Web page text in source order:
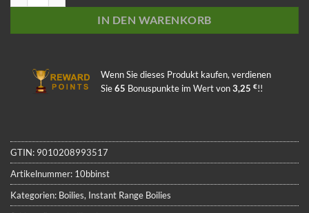
IN DEN WARENKORB
Wenn Sie dieses Produkt kaufen, verdienen
Sie65 Bonuspunkte im Wert von3,25 €!!
GTIN: 9010208993517
Artikelnummer: 10bbinst
Kategorien: Boilies, Instant Range Boilies